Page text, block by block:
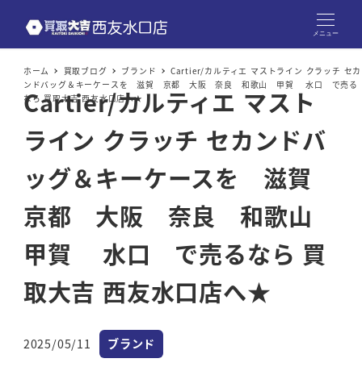
メニュー
ホーム 買取ブログ ブランド
Cartier/カルティエ マストライン クラッチ セカ
ンドバッグ＆キーケースを 滋賀 京都 大阪 奈良 和歌山 甲賀 水口 で売る
なら 買取大吉 西友水口店へ★
Cartier/カルティエ マスト
ライン クラッチ セカンドバ
ッグ＆キーケースを 滋賀
京都 大阪 奈良 和歌山
甲賀 水口 で売るなら 買
取大吉 西友水口店へ★
投稿日
2025/05/11 カテゴリー
ブランド